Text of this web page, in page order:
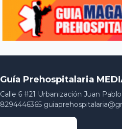
Guía Prehospitalaria
Calle 6 #21 Urbanización Juan
8294446365